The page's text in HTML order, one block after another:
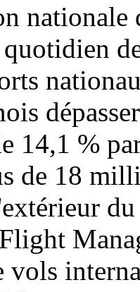
nationale
14,1 %
de 18
vols